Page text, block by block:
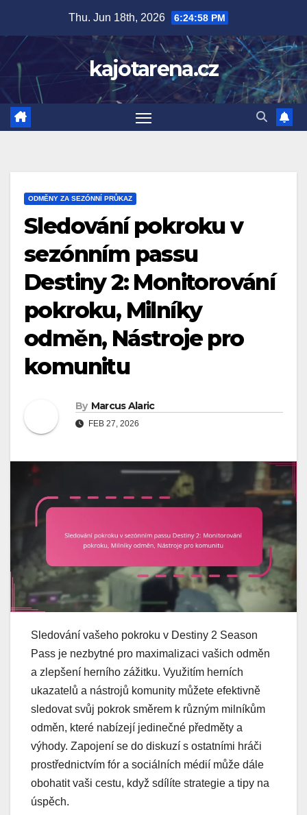
content
Thu. Jun 18th, 2026 6:25:00 PM
kajotarena.cz
ODMĚNY ZA SEZÓNNÍ PRŮKAZ
Sledování pokroku v
sezónním passu
Destiny 2: Monitorování
pokroku, Milníky
odměn, Nástroje pro
komunitu
By Marcus Alaric
FEB 27, 2026
Sledování vašeho pokroku v Destiny 2 Season
Pass je nezbytné pro maximalizaci vašich odměn
a zlepšení herního zážitku. Využitím herních
ukazatelů a nástrojů komunity můžete efektivně
sledovat svůj pokrok směrem k různým milníkům
odměn, které nabízejí jedinečné předměty a
výhody. Zapojení se do diskuzí s ostatními hráči
prostřednictvím fór a sociálních médií může dále
obohatit vaši cestu, když sdílíte strategie a tipy na
úspěch.